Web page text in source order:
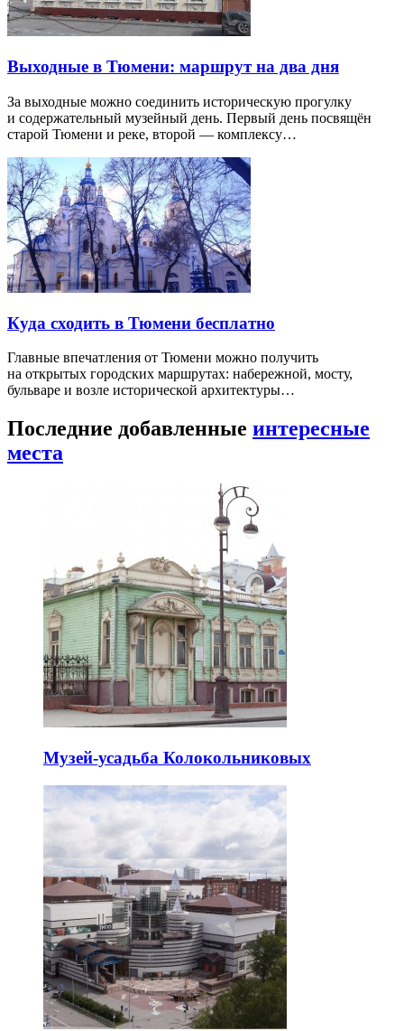
Выходные в Тюмени: маршрут на два дня
За выходные можно соединить историческую прогулку
и содержательный музейный день. Первый день посвящён
старой Тюмени и реке, второй — комплексу…
Куда сходить в Тюмени бесплатно
Главные впечатления от Тюмени можно получить
на открытых городских маршрутах: набережной, мосту,
бульваре и возле исторической архитектуры…
Последние добавленные интересные
места
Музей-усадьба Колокольниковых